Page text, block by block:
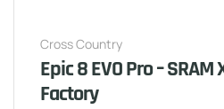
Cross Country
Epic 8 EVO Pro – SRAM X0 AXS, FOX
Factory